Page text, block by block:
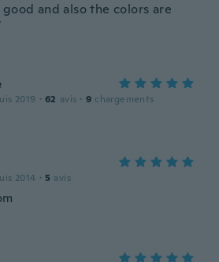
and also the colors are
2019 · 62 avis · 9 chargements
2014 · 5 avis